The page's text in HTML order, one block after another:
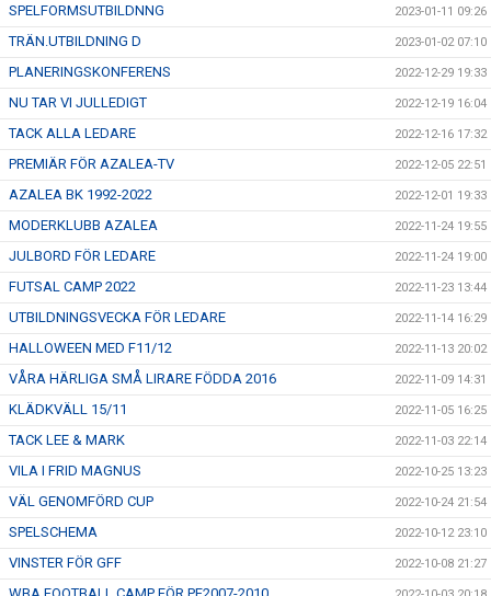
SPELFORMSUTBILDNNG 2023-01-11 09:26
TRÄN.UTBILDNING D 2023-01-02 07:10
PLANERINGSKONFERENS 2022-12-29 19:33
NU TAR VI JULLEDIGT 2022-12-19 16:04
TACK ALLA LEDARE 2022-12-16 17:32
PREMIÄR FÖR AZALEA-TV 2022-12-05 22:51
AZALEA BK 1992-2022 2022-12-01 19:33
MODERKLUBB AZALEA 2022-11-24 19:55
JULBORD FÖR LEDARE 2022-11-24 19:00
FUTSAL CAMP 2022 2022-11-23 13:44
UTBILDNINGSVECKA FÖR LEDARE 2022-11-14 16:29
HALLOWEEN MED F11/12 2022-11-13 20:02
VÅRA HÄRLIGA SMÅ LIRARE FÖDDA 2016 2022-11-09 14:31
KLÄDKVÄLL 15/11 2022-11-05 16:25
TACK LEE & MARK 2022-11-03 22:14
VILA I FRID MAGNUS 2022-10-25 13:23
VÄL GENOMFÖRD CUP 2022-10-24 21:54
SPELSCHEMA 2022-10-12 23:10
VINSTER FÖR GFF 2022-10-08 21:27